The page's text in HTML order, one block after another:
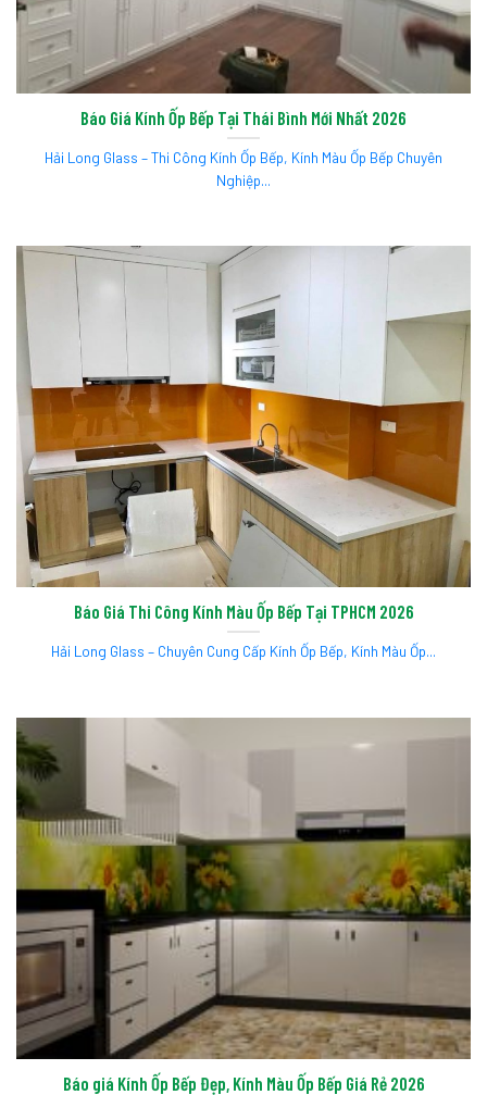
Báo Giá Kính Ốp Bếp Tại Thái Bình Mới Nhất 2026
Hải Long Glass – Thi Công Kính Ốp Bếp, Kính Màu Ốp Bếp Chuyên
Nghiệp...
Báo Giá Thi Công Kính Màu Ốp Bếp Tại TPHCM 2026
Hải Long Glass – Chuyên Cung Cấp Kính Ốp Bếp, Kính Màu Ốp...
Báo giá Kính Ốp Bếp Đẹp, Kính Màu Ốp Bếp Giá Rẻ 2026